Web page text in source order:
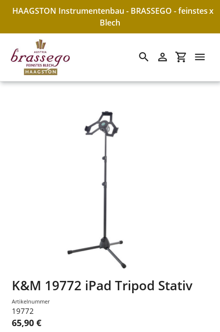
Direkt
HAAGSTON Instrumentenbau - BRASSEGO - feinstes
Blech
x
SuchenEinloggen
K&M 19772 iPad Tripod Stativ
Artikelnummer
19772
65,90 €